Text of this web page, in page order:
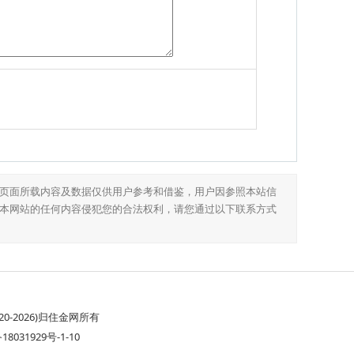
面所载内容及数据仅供用户参考和借鉴，用户因参照本站信
网站的任何内容侵犯您的合法权利，请您通过以下联系方式
2026)归住金网所有
号-1-10